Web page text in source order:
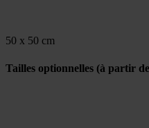
50 x 50 cm
Tailles optionnelles (à partir